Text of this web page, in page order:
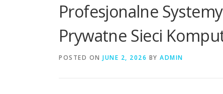
Profesjonalne
Prywatne Sieci
POSTED ON JUNE 2, 2026 BY ADMIN